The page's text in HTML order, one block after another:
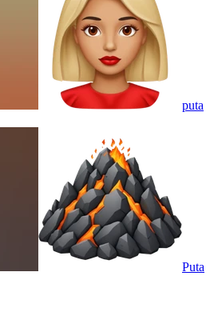
puta
Puta